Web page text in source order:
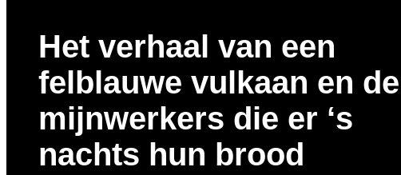
Het verhaal van een
felblauwe vulkaan en de
mijnwerkers die er ‘s
nachts hun brood